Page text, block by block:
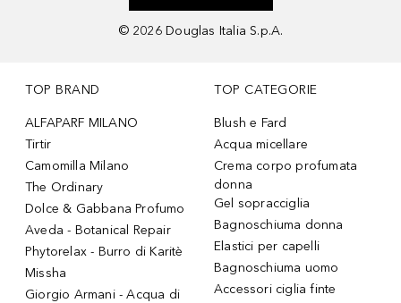
© 2026 Douglas Italia S.p.A.
TOP BRAND
ALFAPARF MILANO
Tirtir
Camomilla Milano
The Ordinary
Dolce & Gabbana Profumo
Aveda - Botanical Repair
Phytorelax - Burro di Karitè
Missha
Giorgio Armani - Acqua di
TOP CATEGORIE
Blush e Fard
Acqua micellare
Crema corpo profumata
donna
Gel sopracciglia
Bagnoschiuma donna
Elastici per capelli
Bagnoschiuma uomo
Accessori ciglia finte